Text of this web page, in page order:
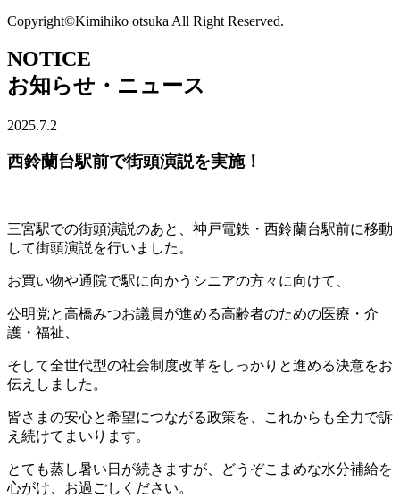
Copyright©Kimihiko otsuka All Right Reserved.
NOTICE
お知らせ・ニュース
2025.7.2
西鈴蘭台駅前で街頭演説を実施！
三宮駅での街頭演説のあと、神戸電鉄・西鈴蘭台駅前に移動
して街頭演説を行いました。
お買い物や通院で駅に向かうシニアの方々に向けて、
公明党と高橋みつお議員が進める高齢者のための医療・介
護・福祉、
そして全世代型の社会制度改革をしっかりと進める決意をお
伝えしました。
皆さまの安心と希望につながる政策を、これからも全力で訴
え続けてまいります。
とても蒸し暑い日が続きますが、どうぞこまめな水分補給を
心がけ、お過ごしください。